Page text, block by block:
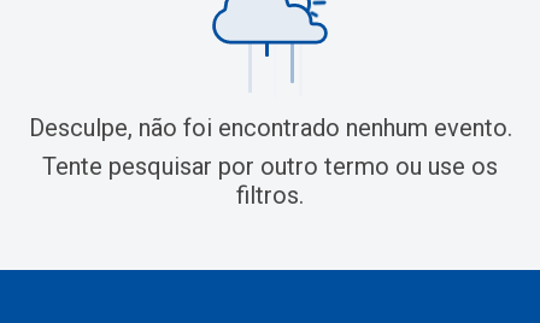
Desculpe, não foi encontrado nenhum evento.
Tente pesquisar por outro termo ou use os
filtros.